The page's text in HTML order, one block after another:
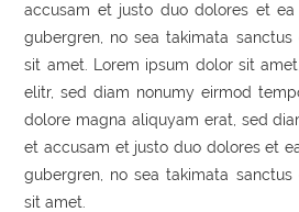
accusam et justo duo dolores et
gubergren, no sea takimata
sit amet. Lorem ipsum dolor sit
elitr, sed diam nonumy eirmod
dolore magna aliquyam erat, sed
et accusam et justo duo dolores et
gubergren, no sea takimata
sit amet.